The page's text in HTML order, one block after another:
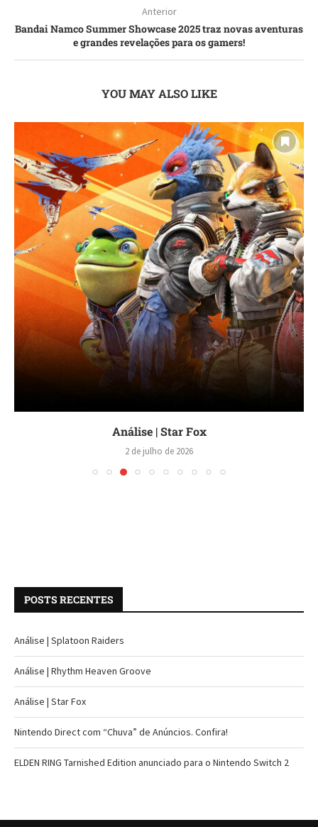
Anterior
Bandai Namco Summer Showcase 2025 traz novas aventuras
e grandes revelações para os gamers!
YOU MAY ALSO LIKE
Análise | Star Fox
2 de julho de 2026
POSTS RECENTES
Análise | Splatoon Raiders
Análise | Rhythm Heaven Groove
Análise | Star Fox
Nintendo Direct com “Chuva” de Anúncios. Confira!
ELDEN RING Tarnished Edition anunciado para o Nintendo Switch 2